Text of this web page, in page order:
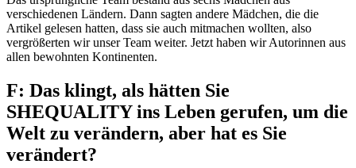
verschiedenen Ländern. Dann sagten andere Mädchen, die die
Artikel gelesen hatten, dass sie auch mitmachen wollten, also
vergrößerten wir unser Team weiter. Jetzt haben wir Autorinnen aus
allen bewohnten Kontinenten.
F: Das klingt, als hätten Sie
SHEQUALITY ins Leben gerufen, um die
Welt zu verändern, aber hat es Sie
verändert?